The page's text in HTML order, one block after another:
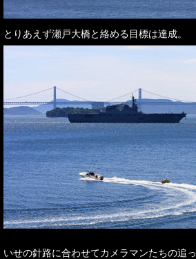
とりあえず瀬戸大橋と絡める目標は達成。
いせの針路に合わせてカメラマンたちの追